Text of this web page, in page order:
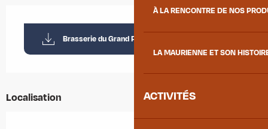
À LA RENCONTRE DE NOS
LA MAURIENNE ET SON
ACTIVITÉS
Brasserie du Grand Pic
Localisation